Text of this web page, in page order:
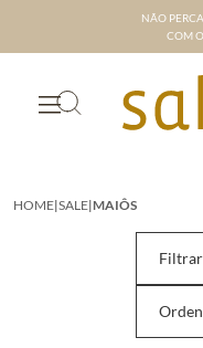
NÃO
COM
HOME|SALE|MAIÔS